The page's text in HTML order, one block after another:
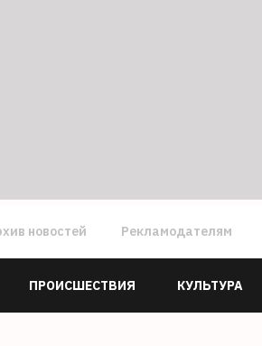
новостей Рекламодателям
ПРОИСШЕСТВИЯ КУЛЬТУРА